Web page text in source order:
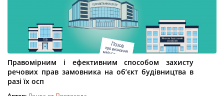
Правомірним і ефективним способом захисту
речових прав замовника на об’єкт будівництва в
разі їх осп